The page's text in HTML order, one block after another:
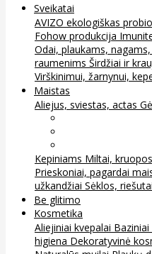
Sveikatai
AVIZO ekologiškas
Fohow produkcija
Odai, plaukams,
raumenims Širdžiai ir
Virškinimui, žarnynui,
Maistas
Aliejus, sviestas, actas
Kepiniams Miltai,
Prieskoniai, pagardai
užkandžiai Sėklos,
Be glitimo
Kosmetika
Aliejiniai kvepalai Baziniai
higiena Dekoratyvinė